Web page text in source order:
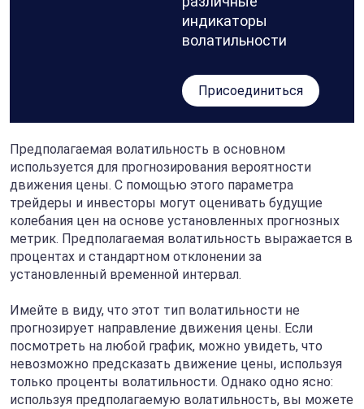
индикаторы
волатильности
Присоединиться
Предполагаемая волатильность в основном
используется для прогнозирования вероятности
движения цены. С помощью этого параметра
трейдеры и инвесторы могут оценивать будущие
колебания цен на основе установленных прогнозных
метрик. Предполагаемая волатильность выражается в
процентах и стандартном отклонении за
установленный временной интервал.
Имейте в виду, что этот тип волатильности не
прогнозирует направление движения цены. Если
посмотреть на любой график, можно увидеть, что
невозможно предсказать движение цены, используя
только проценты волатильности. Однако одно ясно:
используя предполагаемую волатильность, вы можете